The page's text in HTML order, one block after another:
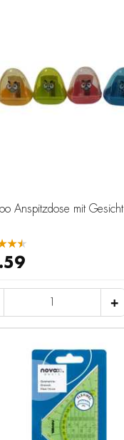
Anspitzdose mit Gesicht